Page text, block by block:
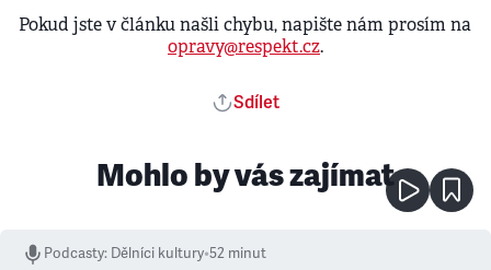
Pokud jste v článku našli chybu, napište nám prosím na
opravy@respekt.cz.
Sdílet
Mohlo by vás zajímat
Podcasty: Dělníci kultury•52 minut